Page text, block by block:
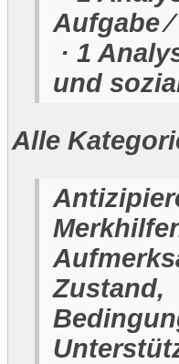
Aufgabe
· 1
und
Alle
Zustand,